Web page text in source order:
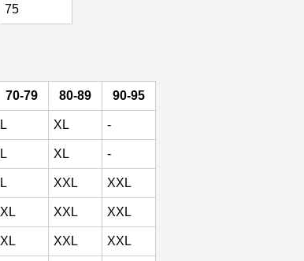
75
70-79 80-89 90-95
L XL -
L XL -
L XXL XXL
XL XXL XXL
XL XXL XXL